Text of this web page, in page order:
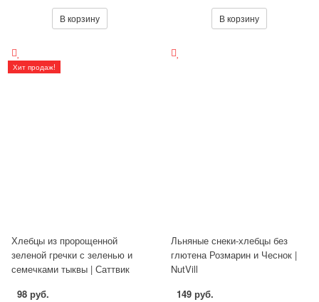
В корзину
В корзину
Хит продаж!
Хлебцы из пророщенной
зеленой гречки с зеленью и
семечками тыквы | Саттвик
98 руб.
Льняные снеки-хлебцы без
глютена Розмарин и Чеснок |
NutVill
149 руб.